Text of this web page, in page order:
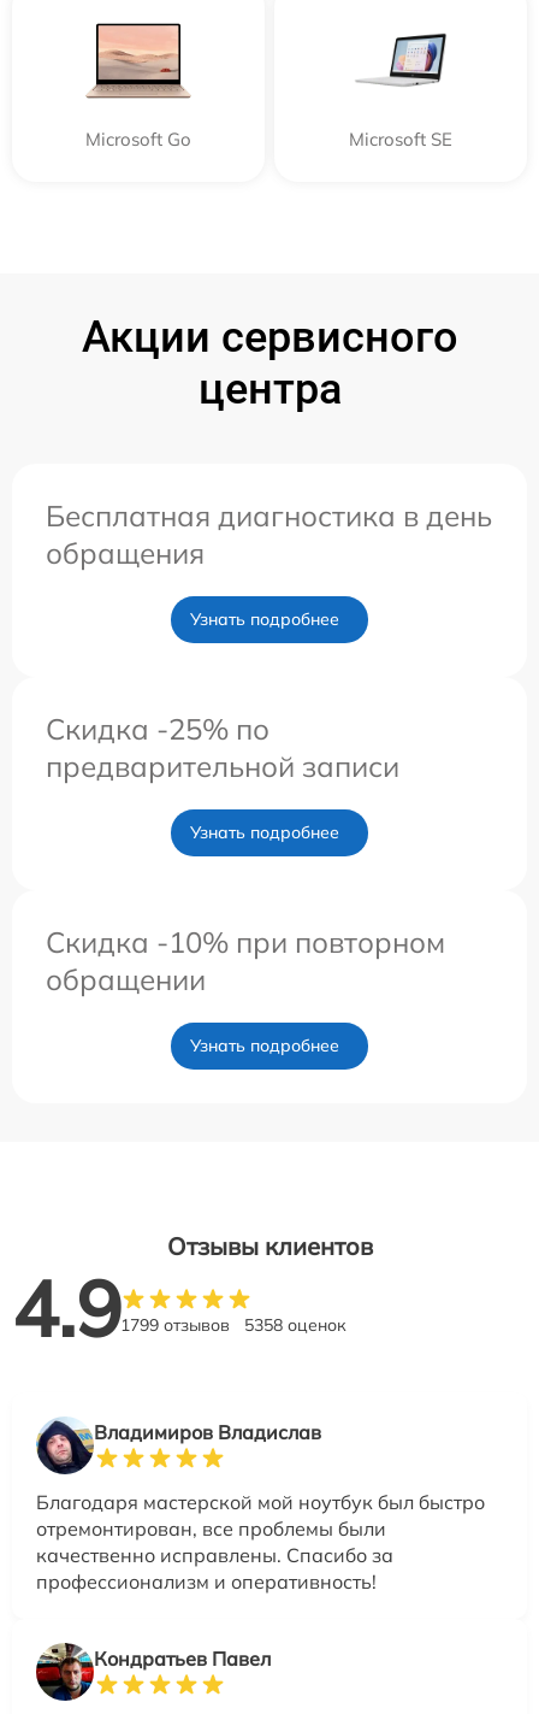
Microsoft Go Microsoft SE
Акции сервисного
центра
Бесплатная диагностика в день
обращения
Узнать подробнее
Скидка -25% по
предварительной записи
Узнать подробнее
Скидка -10% при повторном
обращении
Узнать подробнее
Отзывы клиентов
4.91799 отзывов 5358 оценок
Владимиров Владислав
Благодаря мастерской мой ноутбук был быстро
отремонтирован, все проблемы были
качественно исправлены. Спасибо за
профессионализм и оперативность!
Кондратьев Павел